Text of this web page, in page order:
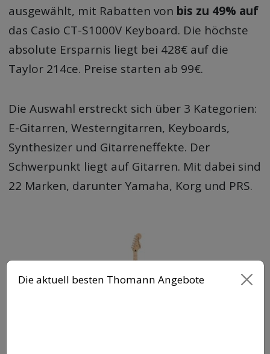
ausgewählt, mit Rabatten von bis zu 49% auf
das Casio CT-S1000V Keyboard. Die höchste
absolute Ersparnis liegt bei 428€ auf die
Taylor 214ce. Preise starten ab 99€.
Die Auswahl erstreckt sich über 3 Kategorien:
E-Gitarren, Westerngitarren, Keyboards,
Synthesizer und Gitarreneffekte. Der
Schwerpunkt liegt auf Gitarren. Mit dabei sind
22 Marken, darunter Yamaha, Korg und PRS.
Die aktuell besten Thomann Angebote